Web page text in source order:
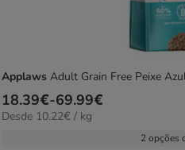
Applaws Adult Grain Free Peixe
Preço
de
18.39€-69.99€
10.22€
Desde 10.22€ / kg
2 opções